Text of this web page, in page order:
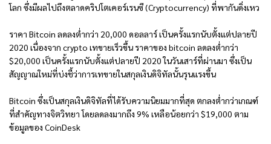
โลก ซึ่งมีผลไปถึงตลาดคริปโตเคอร์เรนซี (Cryptocurrency) ที่พากันดิ่งเหว
ราคา Bitcoin ลดลงต่ำกว่า 20,000 ดอลลาร์ เป็นครั้งแรกนับตั้งแต่ปลายปี
2020 เนื่องจาก crypto เทขายเร็วขึ้น ราคาของ bitcoin ลดลงต่ำกว่า
$20,000 เป็นครั้งแรกนับตั้งแต่ปลายปี 2020 ในวันเสาร์ที่ผ่านมา ซึ่งเป็น
สัญญาณใหม่ที่บ่งชี้ว่าการเทขายในสกุลเงินดิจิทัลนั้นรุนแรงขึ้น
Bitcoin ซึ่งเป็นสกุลเงินดิจิทัลที่ได้รับความนิยมมากที่สุด ตกลงต่ำกว่าเกณฑ์
ที่สำคัญทางจิตวิทยา โดยลดลงมากถึง 9% เหลือน้อยกว่า $19,000 ตาม
ข้อมูลของ CoinDesk